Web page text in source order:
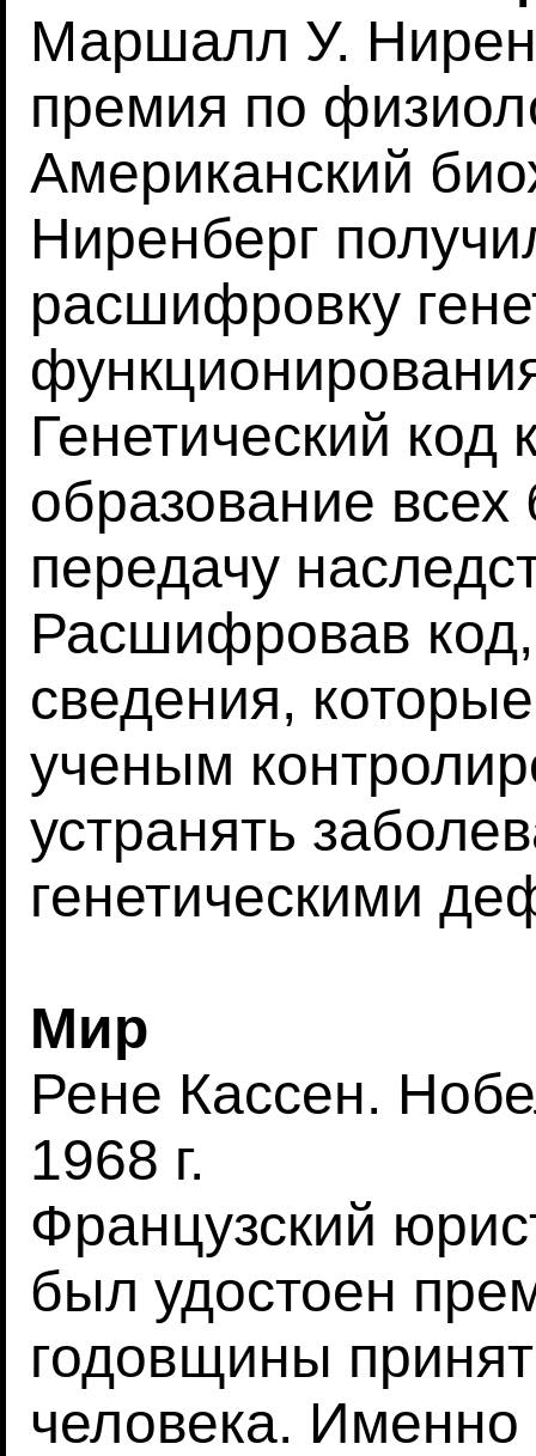
Маршалл У.
премия по
Американский
Ниренберг
расшифровку
Генетический код
образование всех
передачу
Расшифровав
сведения,
ученым
устранять
генетическими
Мир
Рене Кассен.
1968 г.
Французский
был удостоен
годовщины
человека. Именно